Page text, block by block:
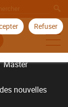
Refuser
Master
nouvelles